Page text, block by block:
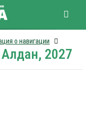
о навигации
2027